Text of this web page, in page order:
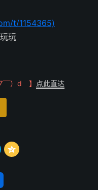
t/1154365)
玩
￣）d 】 点此直达
